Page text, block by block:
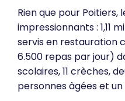
Rien que pour Poitiers,
impressionnants : 1,11
servis en restauration
6.500 repas par jour)
scolaires, 11 crèches,
personnes âgées et un